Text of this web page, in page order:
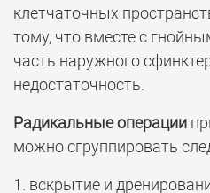
клетчаточных
тому, что вместе с
часть наружного
недостаточность.
Радикальные операции
можно сгруппировать
1. вскрытие и